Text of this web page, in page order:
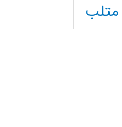
متلب